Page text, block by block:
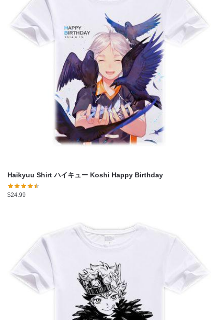
Haikyuu Shirt ハイキュー Koshi Happy Birthday
$24.99